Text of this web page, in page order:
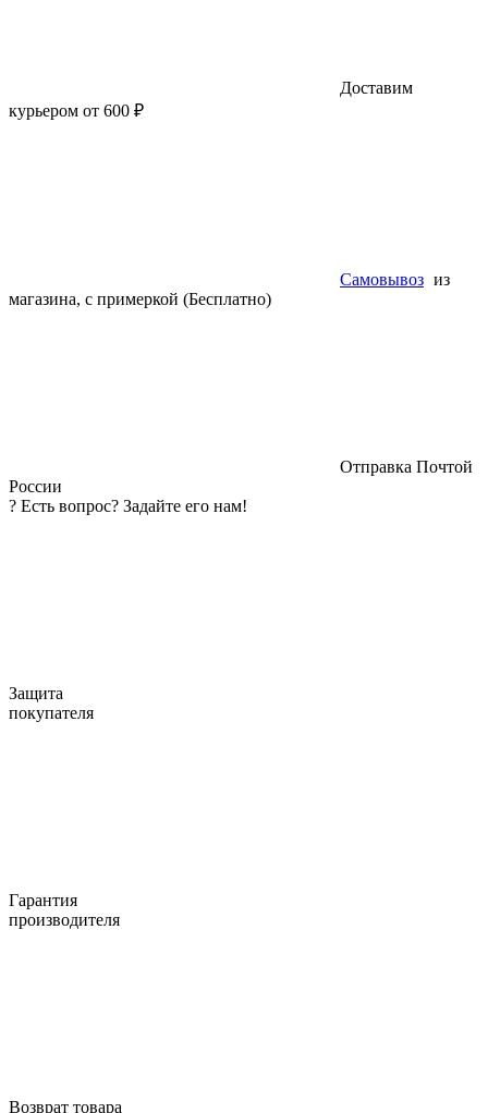
Доставим
курьером от 600 ₽
Самовывоз из
магазина, с примеркой (Бесплатно)
Отправка Почтой
России
? Есть вопрос? Задайте его нам!
Защита
покупателя
Гарантия
производителя
Возврат товара